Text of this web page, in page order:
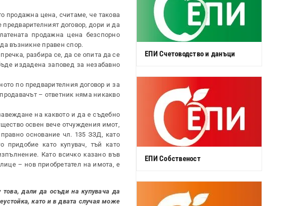
продажна цена, считаме, че такова
договор, дори и да
продажна цена безспорно
възникне правен спор.
разбира се, да се опита да се
издадена заповед за незабавно
по предварителния договор и за
– ответник няма никакво
на каквото и да е съдебно
освен вече отчуждения имот,
основание чл. 135 ЗЗД, като
като купувач, тъй като
Като всичко казано във
– нов приобретател на имота, е
дали да осъди на купувача да
като и в двата случая може
ЕПИ Счетоводство и данъци
ЕПИ Собственост